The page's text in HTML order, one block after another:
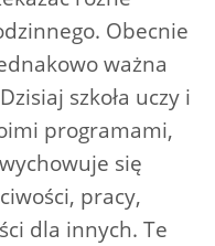
Obecnie
ważna
szkoła uczy i
programami,
się
pracy,
dla innych. Te